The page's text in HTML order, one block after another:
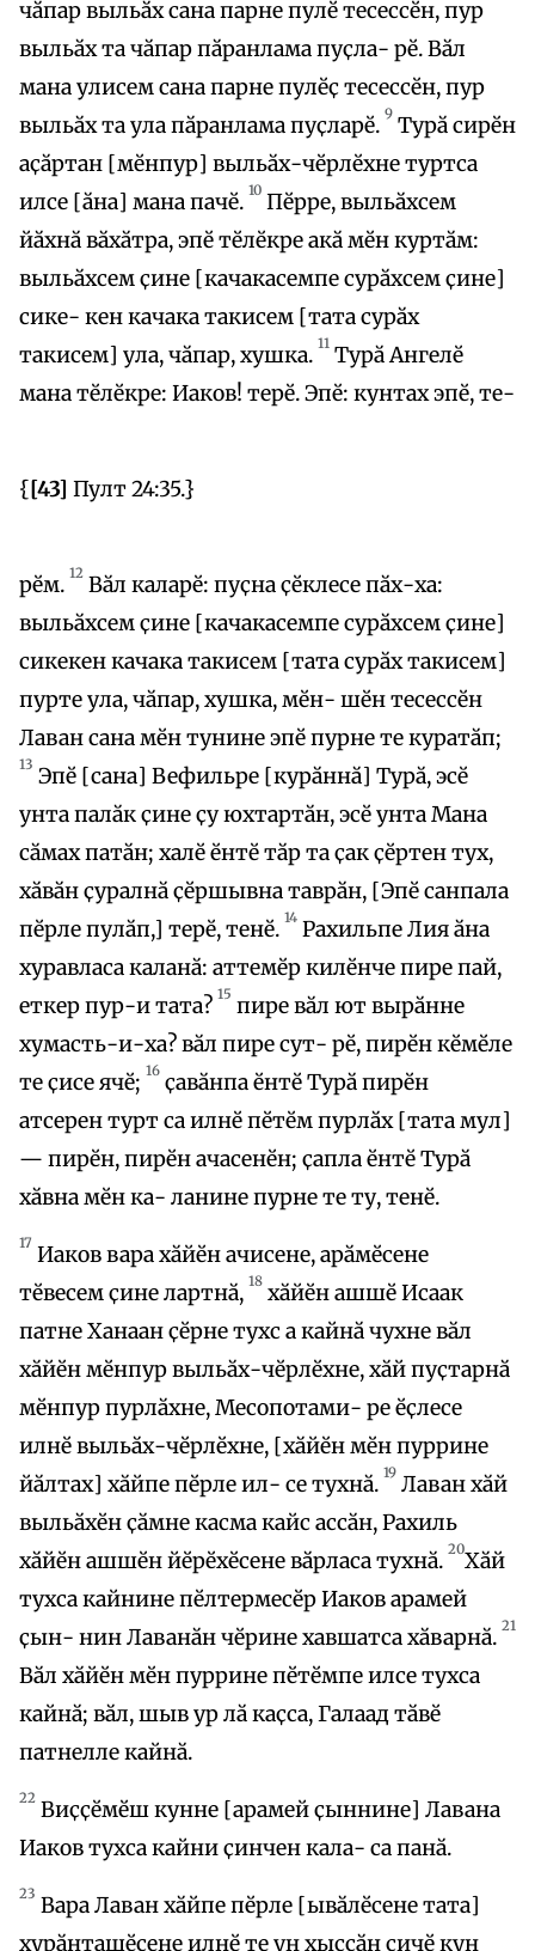
чӑпар выльӑх сана парне пулӗ тесессӗн, пур
выльӑх та чӑпар пӑранлама пуҫла- рӗ. Вӑл
мана улисем сана парне пулӗҫ тесессӗн, пур
выльӑх та ула пӑранлама пуҫларӗ. 9 Турӑ сирӗн
аҫӑртан [мӗнпур] выльӑх-чӗрлӗхне туртса
илсе [ӑна] мана пачӗ. 10 Пӗрре, выльӑхсем
йӑхнӑ вӑхӑтра, эпӗ тӗлӗкре акӑ мӗн куртӑм:
выльӑхсем ҫине [качакасемпе сурӑхсем ҫине]
сике- кен качака такисем [тата сурӑх
такисем] ула, чӑпар, хушка. 11 Турӑ Ангелӗ
мана тӗлӗкре: Иаков! терӗ. Эпӗ: кунтах эпӗ, те-
{[43] Пулт 24:35.}
рӗм. 12 Вӑл каларӗ: пуҫна ҫӗклесе пӑх-ха:
выльӑхсем ҫине [качакасемпе сурӑхсем ҫине]
сикекен качака такисем [тата сурӑх такисем]
пурте ула, чӑпар, хушка, мӗн- шӗн тесессӗн
Лаван сана мӗн тунине эпӗ пурне те куратӑп;
13 Эпӗ [сана] Вефильре [курӑннӑ] Турӑ, эсӗ
унта палӑк ҫине ҫу юхтартӑн, эсӗ унта Мана
сӑмах патӑн; халӗ ӗнтӗ тӑр та ҫак ҫӗртен тух,
хӑвӑн ҫуралнӑ ҫӗршывна таврӑн, [Эпӗ санпала
пӗрле пулӑп,] терӗ, тенӗ. 14 Рахильпе Лия ӑна
хуравласа каланӑ: аттемӗр килӗнче пире пай,
еткер пур-и тата? 15 пире вӑл ют вырӑнне
хумасть-и-ха? вӑл пире сут- рӗ, пирӗн кӗмӗле
те ҫисе ячӗ; 16 ҫавӑнпа ӗнтӗ Турӑ пирӗн
атсерен турт са илнӗ пӗтӗм пурлӑх [тата мул]
— пирӗн, пирӗн ачасенӗн; ҫапла ӗнтӗ Турӑ
хӑвна мӗн ка- ланине пурне те ту, тенӗ.
17 Иаков вара хӑйӗн ачисене, арӑмӗсене
тӗвесем ҫине лартнӑ, 18 хӑйӗн ашшӗ Исаак
патне Ханаан ҫӗрне тухс а кайнӑ чухне вӑл
хӑйӗн мӗнпур выльӑх-чӗрлӗхне, хӑй пуҫтарнӑ
мӗнпур пурлӑхне, Месопотами- ре ӗҫлесе
илнӗ выльӑх-чӗрлӗхне, [хӑйӗн мӗн пуррине
йӑлтах] хӑйпе пӗрле ил- се тухнӑ. 19 Лаван хӑй
выльӑхӗн ҫӑмне касма кайс ассӑн, Рахиль
хӑйӗн ашшӗн йӗрӗхӗсене вӑрласа тухнӑ. 20Хӑй
тухса кайнине пӗлтермесӗр Иаков арамей
ҫын- нин Лаванӑн чӗрине хавшатса хӑварнӑ. 21
Вӑл хӑйӗн мӗн пуррине пӗтӗмпе илсе тухса
кайнӑ; вӑл, шыв ур лӑ каҫса, Галаад тӑвӗ
патнелле кайнӑ.
22 Виҫҫӗмӗш кунне [арамей ҫыннине] Лавана
Иаков тухса кайни ҫинчен кала- са панӑ.
23 Вара Лаван хӑйпе пӗрле [ывӑлӗсене тата]
хурӑнташӗсене илнӗ те ун хыҫҫӑн ҫичӗ кун